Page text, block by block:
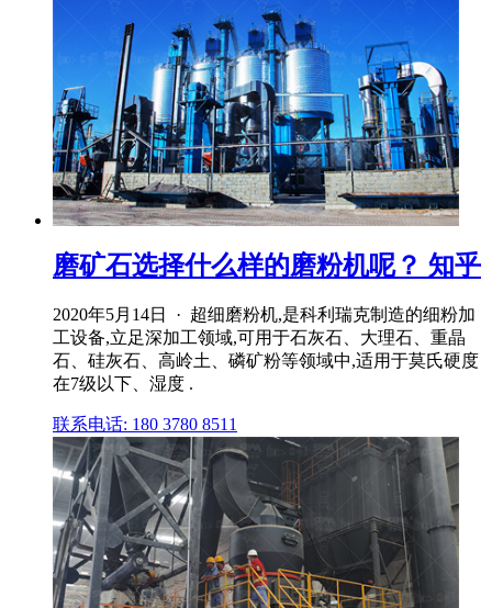
磨矿石选择什么样的磨粉机呢？ 知乎
2020年5月14日 · 超细磨粉机,是科利瑞克制造的细粉加
工设备,立足深加工领域,可用于石灰石、大理石、重晶
石、硅灰石、高岭土、磷矿粉等领域中,适用于莫氏硬度
在7级以下、湿度 .
联系电话: 180 3780 8511